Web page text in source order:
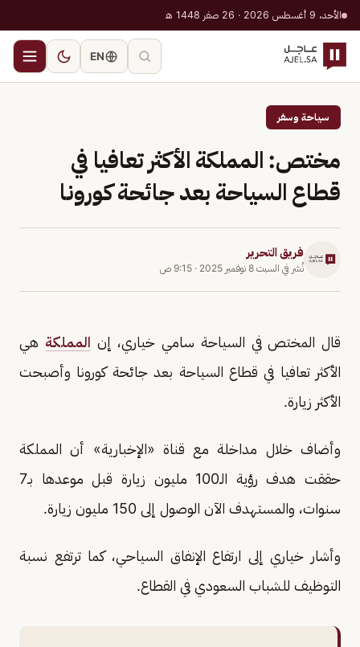
الأحد، 9 أغسطس 2026 · 26 صفر 1448 هـ
EN
سياحة وسفر
مختص: المملكة الأكثر تعافيا في
قطاع السياحة بعد جائحة كورونا
فريق التحرير
نُشر في السبت 8 نوفمبر 2025 · 9:15 ص
قال المختص في السياحة سامي خياري، إن المملكة هي
الأكثر تعافيا في قطاع السياحة بعد جائحة كورونا وأصبحت
الأكثر زيارة.
وأضاف خلال مداخلة مع قناة «الإخبارية» أن المملكة
حققت هدف رؤية الـ100 مليون زيارة قبل موعدها بـ7
سنوات، والمستهدف الآن الوصول إلى 150 مليون زيارة.
وأشار خياري إلى ارتفاع الإنفاق السياحي، كما ترتفع نسبة
التوظيف للشباب السعودي في القطاع.